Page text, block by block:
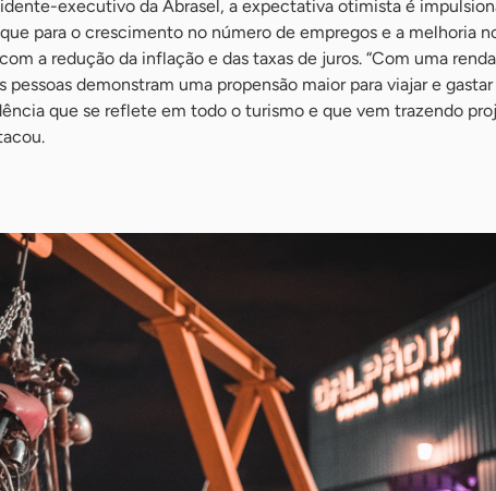
executivo da Abrasel, a expectativa otimista é
para o crescimento no número de empregos e a melhoria
a redução da inflação e das taxas de juros. “Com uma renda
pessoas demonstram uma propensão maior para viajar e
que se reflete em todo o turismo e que vem trazendo